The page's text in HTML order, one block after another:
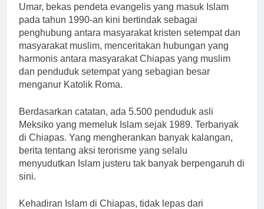
Umar, bekas pendeta evangelis yang masuk Islam
pada tahun 1990-an kini bertindak sebagai
penghubung antara masyarakat kristen setempat dan
masyarakat muslim, menceritakan hubungan yang
harmonis antara masyarakat Chiapas yang muslim
dan penduduk setempat yang sebagian besar
menganur Katolik Roma.
Berdasarkan catatan, ada 5.500 penduduk asli
Meksiko yang memeluk Islam sejak 1989. Terbanyak
di Chiapas. Yang mengherankan banyak kalangan,
berita tentang aksi terorisme yang selalu
menyudutkan Islam justeru tak banyak berpengaruh di
sini.
Kehadiran Islam di Chiapas, tidak lepas dari